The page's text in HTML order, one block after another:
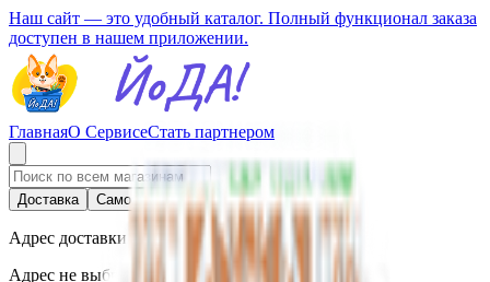
Наш сайт — это удобный каталог. Полный функционал заказа
доступен в нашем приложении.
ГлавнаяО СервисеСтать партнером
Доставка Самовывоз
Адрес доставки
Адрес не выбран